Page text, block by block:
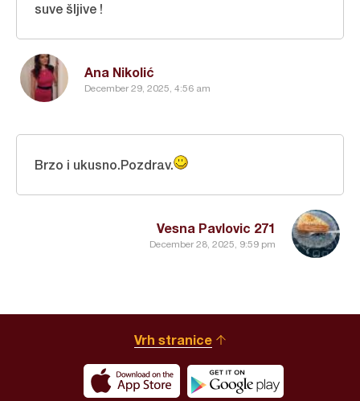
Ana Nikolić
December 29, 2025, 4:56 am
suve šljive !
Vesna Pavlovic 271
December 28, 2025, 9:59 pm
Brzo i ukusno.Pozdrav.
Vrh stranice